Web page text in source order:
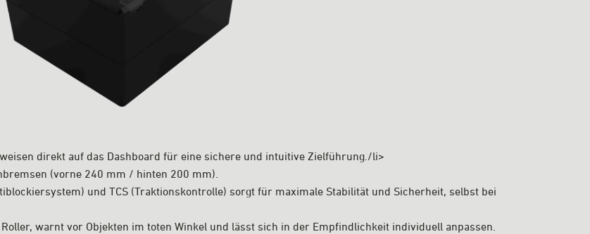
direkt auf das Dashboard für eine sichere und intuitive Zielführung./li>
(vorne 240 mm / hinten 200 mm).
und TCS (Traktionskontrolle) sorgt für maximale Stabilität und Sicherheit, selbst bei
warnt vor Objekten im toten Winkel und lässt sich in der Empfindlichkeit individuell anpassen.